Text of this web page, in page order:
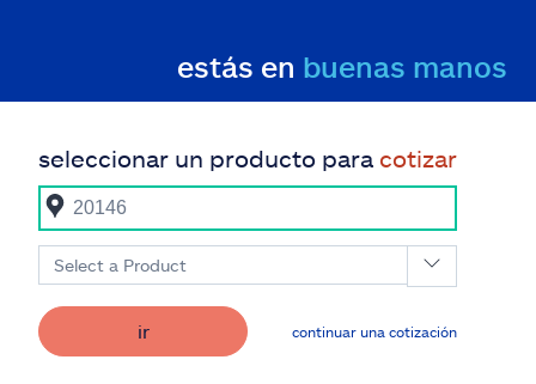
estás en buenas manos
seleccionar un producto para cotizar
Select a Product
ir continuar una cotización